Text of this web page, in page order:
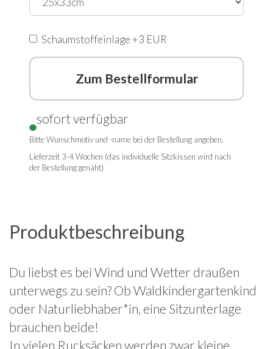
Schaumstoffeinlage +3 EUR
Zum Bestellformular
sofort verfügbar
Bitte Wunschmotiv und -name bei der Bestellung angeben.
Lieferzeit 3-4 Wochen (das individuelle Sitzkissen wird nach
der Bestellung genäht)
Produktbeschreibung
Du liebst es bei Wind und Wetter draußen
unterwegs zu sein? Ob Waldkindergartenkind
oder Naturliebhaber*in, eine Sitzunterlage
brauchen beide!
In vielen Rucksäcken werden zwar kleine